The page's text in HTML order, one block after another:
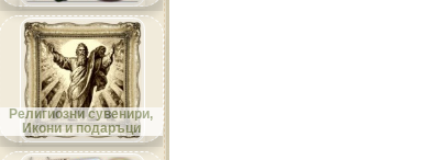
Област Габрово
Религиозни сувенири,
Икони и подаръци